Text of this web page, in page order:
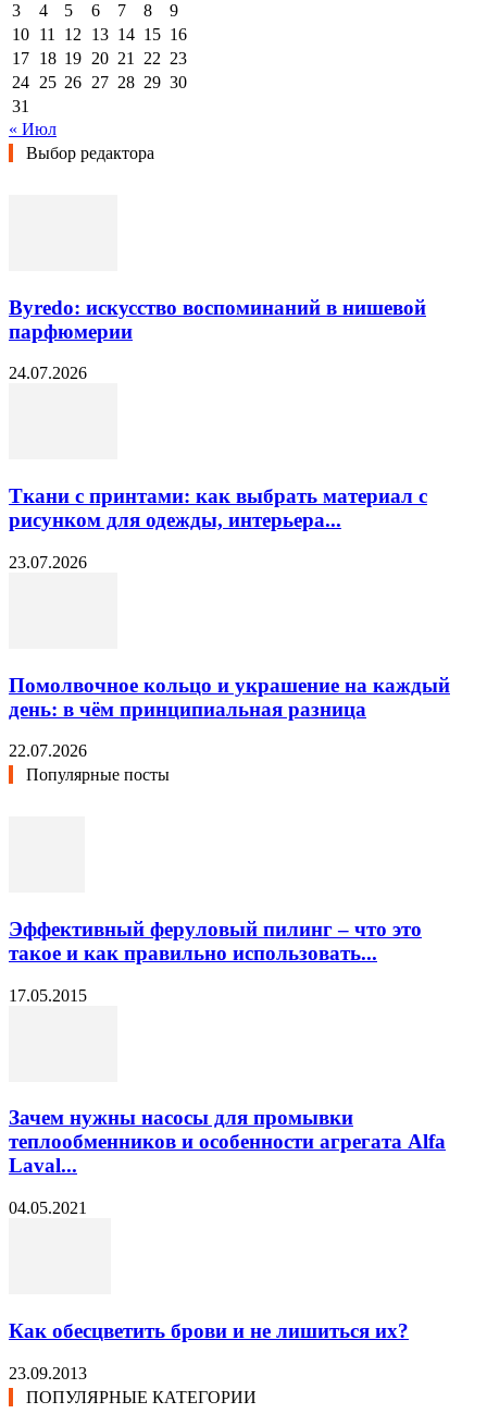
3
4 5 6 7 8
9
10 11 12 13 14 15 16
17 18 19 20 21 22 23
24 25 26 27 28 29 30
31
« Июл
Выбор редактора
Byredo: искусство воспоминаний в нишевой
парфюмерии
24.07.2026
Ткани с принтами: как выбрать материал с
рисунком для одежды, интерьера...
23.07.2026
Помолвочное кольцо и украшение на каждый
день: в чём принципиальная разница
22.07.2026
Популярные посты
Эффективный феруловый пилинг – что это
такое и как правильно использовать...
17.05.2015
Зачем нужны насосы для промывки
теплообменников и особенности агрегата Alfa
Laval...
04.05.2021
Как обесцветить брови и не лишиться их?
23.09.2013
ПОПУЛЯРНЫЕ КАТЕГОРИИ